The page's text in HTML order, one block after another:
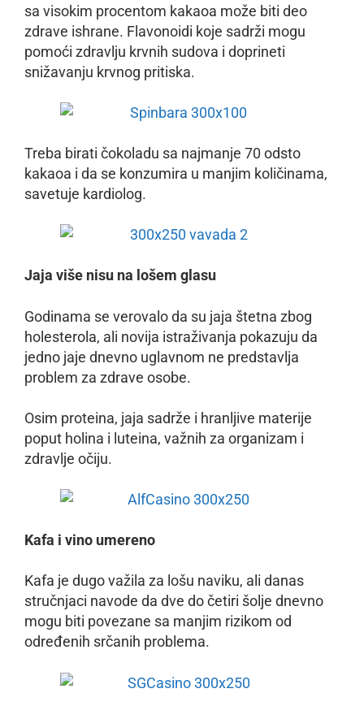
sa visokim procentom kakaoa može biti deo
zdrave ishrane. Flavonoidi koje sadrži mogu
pomoći zdravlju krvnih sudova i doprineti
snižavanju krvnog pritiska.
Treba birati čokoladu sa najmanje 70 odsto
kakaoa i da se konzumira u manjim količinama,
savetuje kardiolog.
Jaja više nisu na lošem glasu
Godinama se verovalo da su jaja štetna zbog
holesterola, ali novija istraživanja pokazuju da
jedno jaje dnevno uglavnom ne predstavlja
problem za zdrave osobe.
Osim proteina, jaja sadrže i hranljive materije
poput holina i luteina, važnih za organizam i
zdravlje očiju.
Kafa i vino umereno
Kafa je dugo važila za lošu naviku, ali danas
stručnjaci navode da dve do četiri šolje dnevno
mogu biti povezane sa manjim rizikom od
određenih srčanih problema.